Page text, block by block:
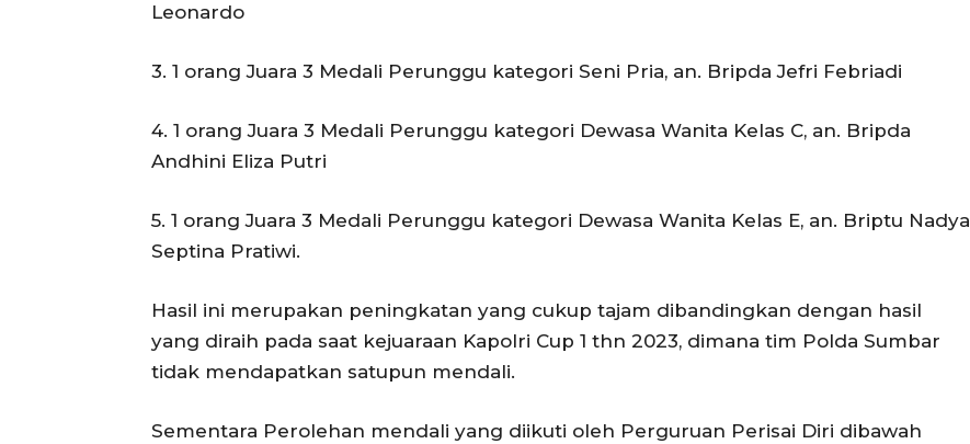
Leonardo
3. 1 orang Juara 3 Medali Perunggu kategori Seni Pria, an. Bripda Jefri Febriadi
4. 1 orang Juara 3 Medali Perunggu kategori Dewasa Wanita Kelas C, an. Bripda
Andhini Eliza Putri
5. 1 orang Juara 3 Medali Perunggu kategori Dewasa Wanita Kelas E, an. Briptu Nadya
Septina Pratiwi.
Hasil ini merupakan peningkatan yang cukup tajam dibandingkan dengan hasil
yang diraih pada saat kejuaraan Kapolri Cup 1 thn 2023, dimana tim Polda Sumbar
tidak mendapatkan satupun mendali.
Sementara Perolehan mendali yang diikuti oleh Perguruan Perisai Diri dibawah